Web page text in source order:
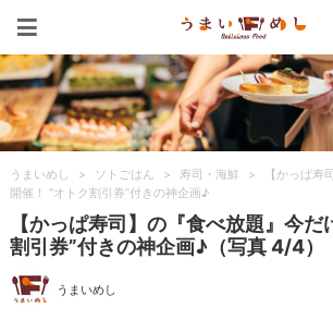
うまいめし > ソトごはん > 寿司・海鮮 >
【かっぱ寿
開催！ “オトク割引券”付きの神企画♪
【かっぱ寿司】の『食べ放題』今だ
割引券”付きの神企画♪（写真 4/4）
うまいめし